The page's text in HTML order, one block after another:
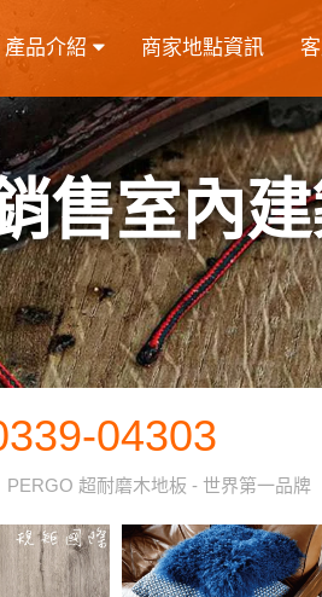
產品介紹 商家地點資訊
售室內
04303
PERGO 超耐磨木地板 - 世界第一品牌